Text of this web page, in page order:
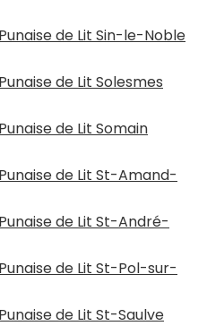
de Lit Sin-le-Noble
de Lit Solesmes
de Lit Somain
de Lit St-Amand-
de Lit St-André-
de Lit St-Pol-sur-
de Lit St-Saulve